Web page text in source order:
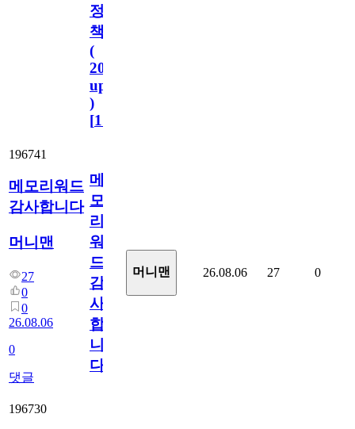
정
책
(
2023.11.1
update
)
[110
196741
메모리워드
감사합니다
머니맨
27
0
0
26.08.06
0
댓글
메
모
리
워
드
감
사
합
니
다
머니맨 26.08.06 27 0
196730